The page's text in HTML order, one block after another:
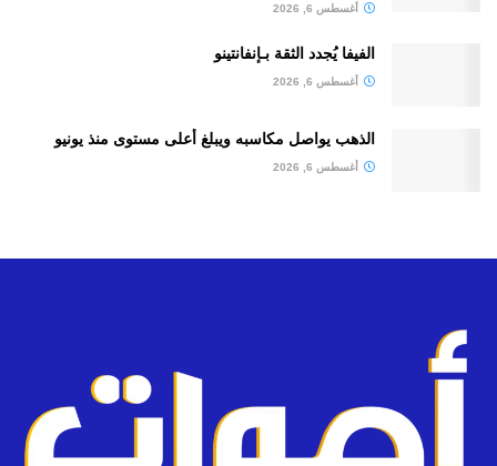
أغسطس 6, 2026
الفيفا يُجدد الثقة بـإنفانتينو
أغسطس 6, 2026
الذهب يواصل مكاسبه ويبلغ أعلى مستوى منذ يونيو
أغسطس 6, 2026